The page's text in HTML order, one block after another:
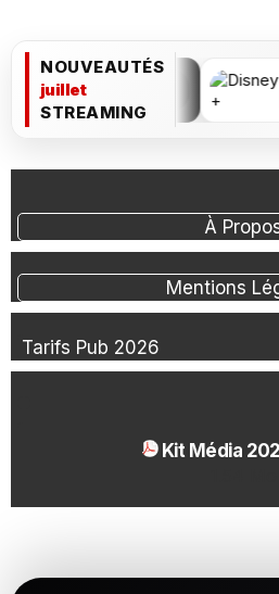
NOUVEAUTÉS
juillet
STREAMING
À
Mentions
Tarifs Pub 2026
Kit Média